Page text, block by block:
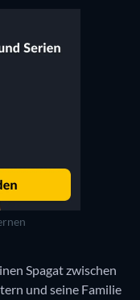
Spagat zwischen
und seine Familie